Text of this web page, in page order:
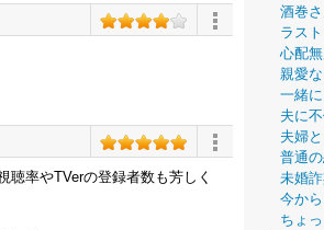
率やTVerの登録者数も芳しく
酒巻
ラス
心配
親愛
一緒
夫に
夫婦
普通
未婚
今か
ちょ